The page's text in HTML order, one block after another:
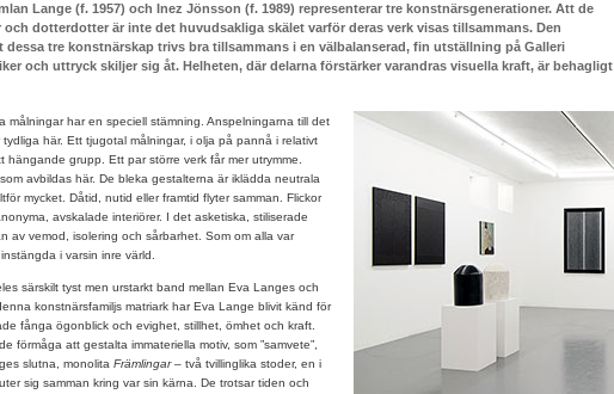
Lange (f. 1957) och Inez Jönsson (f. 1989) representerar tre konstnärsgenerationer. Att de
dotterdotter är inte det huvudsakliga skälet varför deras verk visas tillsammans. Den
dessa tre konstnärskap trivs bra tillsammans i en välbalanserad, fin utställning på Galleri
och uttryck skiljer sig åt. Helheten, där delarna förstärker varandras visuella kraft, är behagligt
målningar har en speciell stämning. Anspelningarna till det
här. Ett tjugotal målningar, i olja på pannå i relativt
hängande grupp. Ett par större verk får mer utrymme.
avbildas här. De bleka gestalterna är iklädda neutrala
mycket. Dåtid, nutid eller framtid flyter samman. Flickor
avskalade interiörer. I det asketiska, stiliserade
av vemod, isolering och sårbarhet. Som om alla var
i varsin inre värld.
särskilt tyst men urstarkt band mellan Eva Langes och
konstnärsfamiljs matriark har Eva Lange blivit känd för
fånga ögonblick och evighet, stillhet, ömhet och kraft.
förmåga att gestalta immateriella motiv, som ”samvete”,
slutna, monolita Främlingar –två tvillinglika stoder, en i
sig samman kring var sin kärna. De trotsar tiden och